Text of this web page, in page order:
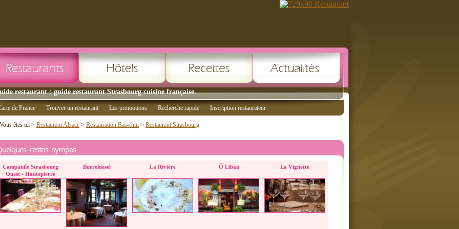
restaurant : guide restaurant Strasbourg cuisine française.
de France Trouver un restaurant Les promotions Recherche rapide Inscription restaurateur
Vous êtes ici > Restaurant Alsace > Restauration Bas-rhin > Restaurant Strasbourg
restos sympas
Campanile Strasbourg
Ouest - Hautepierre
Buerehiesel La Rivière Ô Liban La Vignette